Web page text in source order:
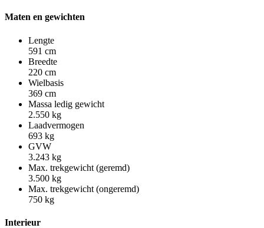
Maten en gewichten
Lengte
591 cm
Breedte
220 cm
Wielbasis
369 cm
Massa ledig gewicht
2.550 kg
Laadvermogen
693 kg
GVW
3.243 kg
Max. trekgewicht (geremd)
3.500 kg
Max. trekgewicht (ongeremd)
750 kg
Interieur